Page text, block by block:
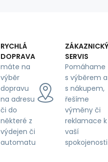
RYCHLÁ
DOPRAVA
máte na
výběr
dopravu
na adresu
či do
některé z
výdejen či
automatu
ZÁKAZNICKÝ
SERVIS
Pomáhame
s výběrem a
s nákupem,
řešíme
výměny či
reklamace k
vaší
spokojenosti